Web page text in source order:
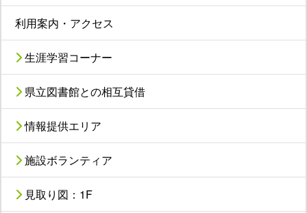
利用案内・アクセス
生涯学習コーナー
県立図書館との相互貸借
情報提供エリア
施設ボランティア
見取り図：1F